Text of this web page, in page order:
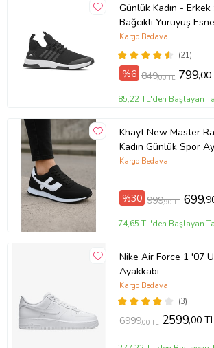
Günlük Kadın -
Bağcıklı Yürüyüş
Ayakkabı 249
(21)
Kargo Bedava
%6 849,00 TL 799,00
85,22 TL'den Başlayan
Khayt New Master
Kadın Günlük Spor
Beyaz)
Kargo Bedava
%30 999,90 TL 699
74,65 TL'den Başlayan
Nike Air Force 1 '07
Ayakkabı
(3)
Kargo Bedava
6999,00 TL 2599,00